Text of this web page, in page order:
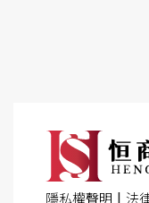
隱私權聲明 | 法